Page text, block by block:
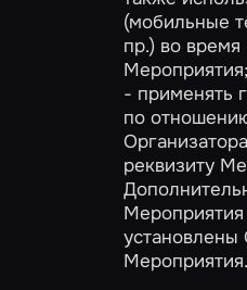
(мобильные
пр.) во
Мероприятия;
- применять
по
реквизиту
установлены
Мероприятия.